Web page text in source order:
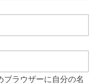
ブラウザーに自分の名